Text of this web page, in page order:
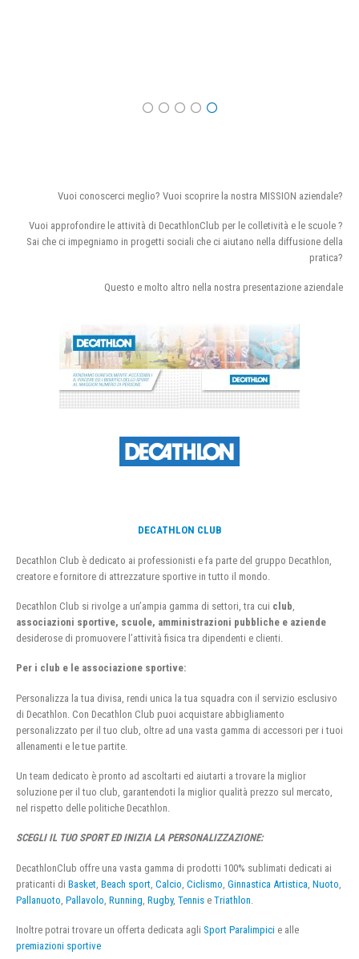
Vuoi conoscerci meglio? Vuoi scoprire la nostra MISSION aziendale?
Vuoi approfondire le attività di DecathlonClub per le colletività e le scuole ?
Sai che ci impegniamo in progetti sociali che ci aiutano nella diffusione della
pratica?
Questo e molto altro nella nostra presentazione aziendale
DECATHLON CLUB
Decathlon Club è dedicato ai professionisti e fa parte del gruppo Decathlon,
creatore e fornitore di attrezzature sportive in tutto il mondo.
Decathlon Club si rivolge a un’ampia gamma di settori, tra cui club
associazioni sportive, scuole, amministrazioni pubbliche e aziende
desiderose di promuovere l’attività fisica tra dipendenti e clienti.
Per i club e le associazione sportive:
Personalizza la tua divisa, rendi unica la tua squadra con il servizio esclusivo
di Decathlon. Con Decathlon Club puoi acquistare abbigliamento
personalizzato per il tuo club, oltre ad una vasta gamma di accessori per i tuoi
allenamenti e le tue partite.
Un team dedicato è pronto ad ascoltarti ed aiutarti a trovare la miglior
soluzione per il tuo club, garantendoti la miglior qualità prezzo sul mercato,
nel rispetto delle politiche Decathlon.
SCEGLI IL TUO SPORT ED INIZIA LA PERSONALIZZAZIONE:
DecathlonClub offre una vasta gamma di prodotti 100% sublimati dedicati ai
praticanti di Basket Beach sport Calcio Ciclismo Ginnastica Artistica Nuoto
Pallanuoto Pallavolo Running Rugby, Tennis e Triathlon
Inoltre potrai trovare un offerta dedicata agli Sport Paralimpici e alle
premiazioni sportive